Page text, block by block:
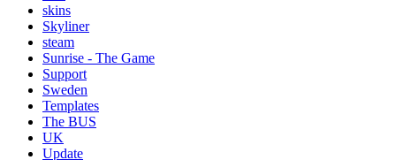
skins
Skyliner
steam
Sunrise - The Game
Support
Sweden
Templates
The BUS
UK
Update